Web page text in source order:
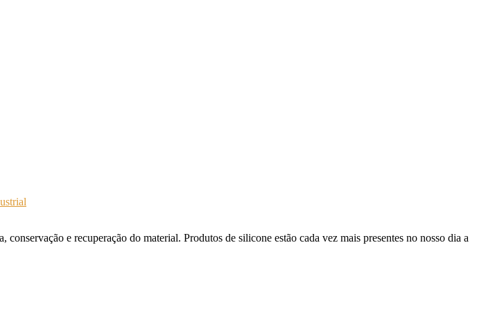
e recuperação do material. Produtos de silicone estão cada vez mais presentes no nosso dia a